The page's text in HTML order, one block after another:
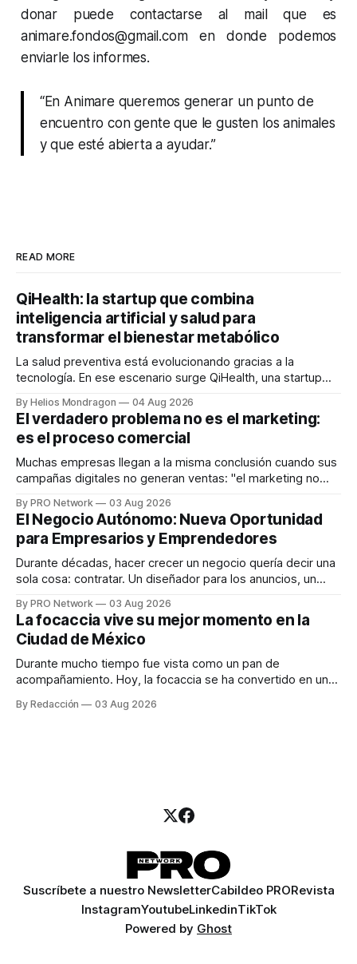
donar puede contactarse al mail que es
animare.fondos@gmail.com en donde podemos
enviarle los informes.
“En Animare queremos generar un punto de
encuentro con gente que le gusten los animales
y que esté abierta a ayudar.”
READ MORE
QiHealth: la startup que combina
inteligencia artificial y salud para
transformar el bienestar metabólico
La salud preventiva está evolucionando gracias a la
tecnología. En ese escenario surge QiHealth, una startup
dispositivos inteligentes, inteligencia artificial y monitoreo
en tiempo real para ayudar a las personas a tomar mejores
decisiones sobre su salud metabólica. Su propuesta busca
responder
By Helios Mondragon 04 Aug 2026
El verdadero problema no es el marketing:
es el proceso comercial
Muchas empresas llegan a la misma conclusión cuando sus
campañas digitales no generan ventas: "el marketing no
INTERIUS, el problema suele estar en otro lugar. Durante
una entrevista para el podcast SER PRO, el especialista en
marketing digital explicó que
By PRO Network 03 Aug 2026
El Negocio Autónomo: Nueva Oportunidad
para Empresarios y Emprendedores
Durante décadas, hacer crecer un negocio quería decir una
sola cosa: contratar. Un diseñador para los anuncios, un
para los textos, alguien que supiera de publicidad digital
para encontrar prospectos, un vendedor para atender
llamadas y mensajes, y —con suerte— una persona
By PRO Network 03 Aug 2026
La focaccia vive su mejor momento en la
Ciudad de México
Durante mucho tiempo fue vista como un pan de
acompañamiento. Hoy, la focaccia se ha convertido en uno
artesanal, ingredientes de calidad y experiencias que
By Redacción 03 Aug 2026
Suscríbete a nuestro NewsletterCabildeo PRORevista
InstagramYoutubeLinkedinTikTok
Powered by Ghost